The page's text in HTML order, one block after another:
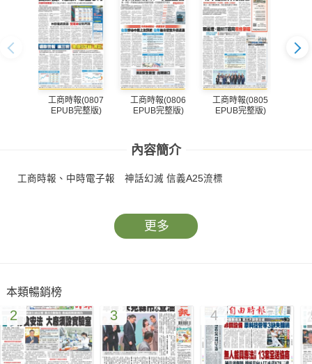
工商時報(0807
EPUB完整版)
工商時報(0806
EPUB完整版)
工商時報(0805
EPUB完整版)
內容簡介
工商時報、中時電子報 神話幻滅 信義A25流標
更多
本類暢銷榜
2 3 4